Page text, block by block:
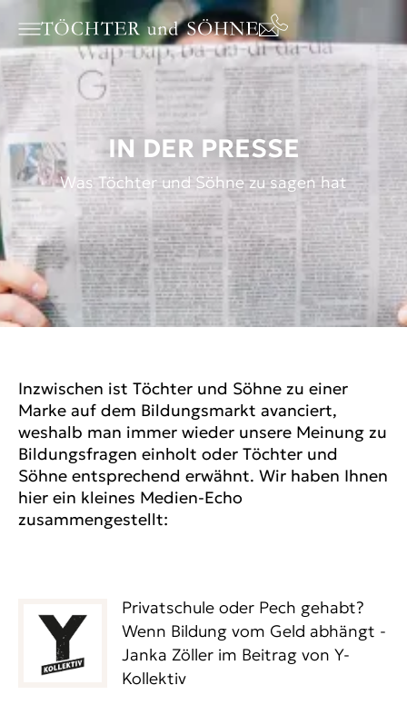
IN DER PRESSE
Was Töchter und Söhne zu sagen hat
Inzwischen ist Töchter und Söhne zu einer
Marke auf dem Bildungsmarkt avanciert,
weshalb man immer wieder unsere Meinung zu
Bildungsfragen einholt oder Töchter und
Söhne entsprechend erwähnt. Wir haben Ihnen
hier ein kleines Medien-Echo
zusammengestellt:
Privatschule oder Pech gehabt?
Wenn Bildung vom Geld abhängt -
Janka Zöller im Beitrag von Y-
Kollektiv